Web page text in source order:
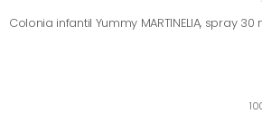
Colonia infantil Yummy MARTINELIA, spray 30